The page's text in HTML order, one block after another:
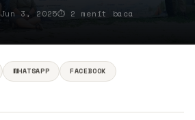
Jun 3, 2025⏱ 2 menit baca
WHATSAPP
FACEBOOK